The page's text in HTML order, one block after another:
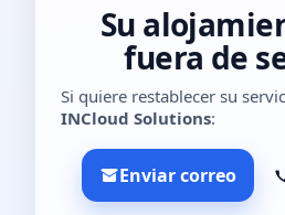
Su
fuera de
Si quiere restablecer su
INCloud Solutions:
Enviar correo